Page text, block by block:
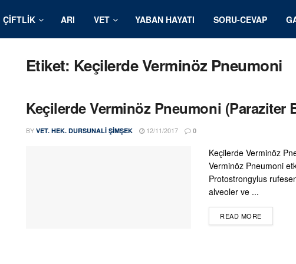
ÇIFTLIK ARI VET YABAN HAYATI SORU-CEVAP
Etiket: Keçilerde Verminöz Pneumoni
Keçilerde Verminöz Pneumoni (Paraziter
BY VET. HEK. DURSUNALI ŞIMŞEK 12/11/2017 0
Keçilerde Verminöz
Verminöz Pneumoni
Protostrongylus
alveoler ve ...
READ MOREDETAILS